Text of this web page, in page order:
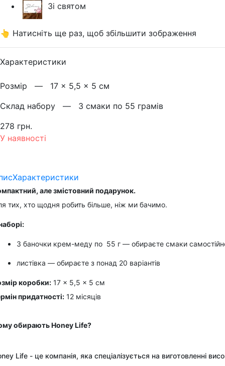
Зі святом
👆 Натисніть ще раз, щоб збільшити зображення
Характеристики
Розмiр — 17 × 5,5 × 5 см
Склад набору — 3 смаки по 55 грамів
278 грн.
У наявності
Характеристики
але змістовний подарунок.
тих, хто щодня робить більше, ніж ми бачимо.
3 баночки крем-меду по  55 г — обираєте смаки
листівка — обираєте з понад 20 варіантів
коробки: 17 × 5,5 × 5 см
придатності: 12 місяців
обирають Honey Life?
Life - це компанія, яка спеціалізується на виготовленні